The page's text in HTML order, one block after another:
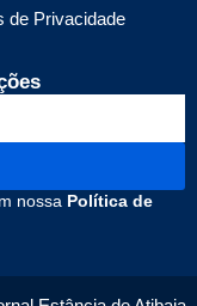
de Privacidade
nossa Política de